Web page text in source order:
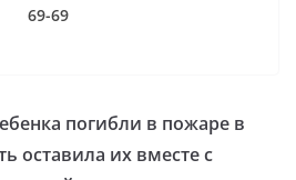
69-69
погибли в пожаре в
оставила их вместе с